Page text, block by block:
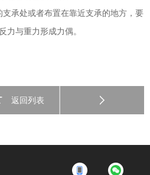
承处或者布置在靠近支承的地方，要
力与重力形成力偶。
返回列表